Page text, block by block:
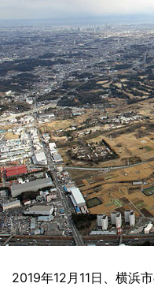
2019年12月11日、横浜